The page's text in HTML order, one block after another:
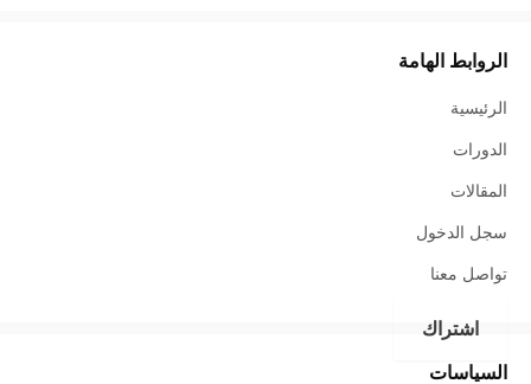
الروابط الهامة
الرئيسية
الدورات
المقالات
سجل الدخول
تواصل معنا
السياسات
اشتراك